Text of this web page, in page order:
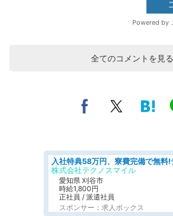
全てのコメントを見る
株式会社テクノスマイル
愛知県 刈谷市
時給1,800円
正社員 / 派遣社員
スポンサー：求人ボックス